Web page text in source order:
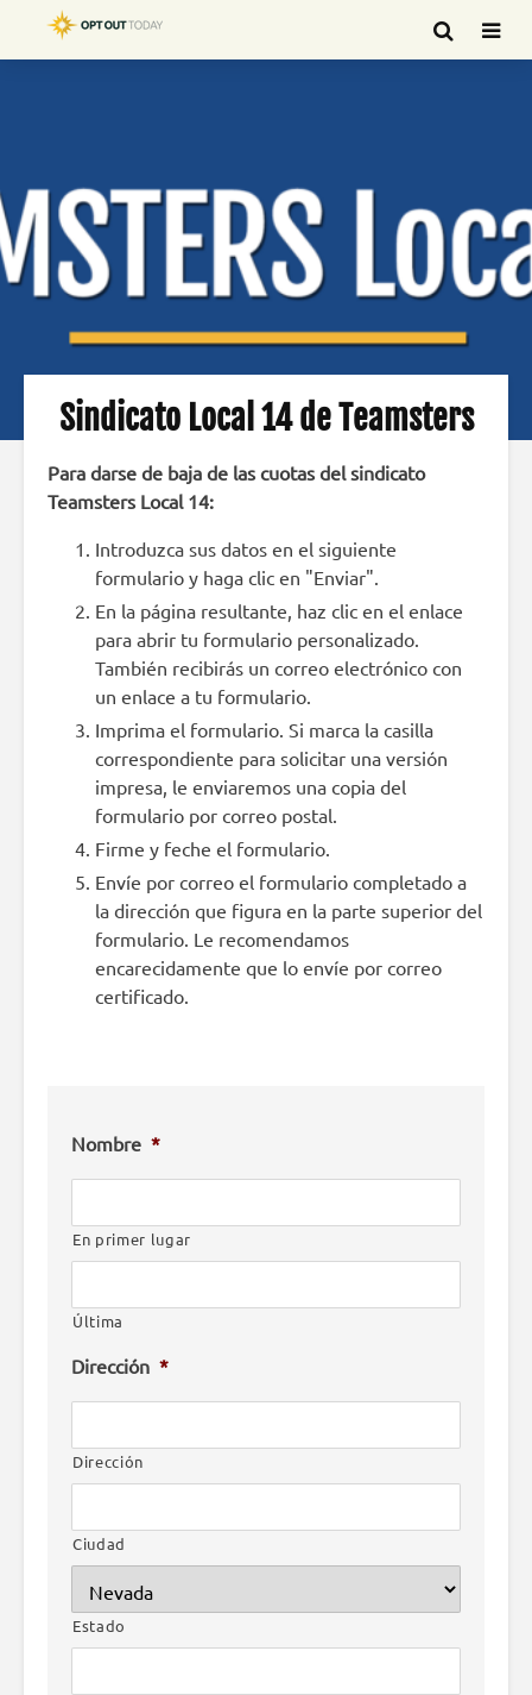
Sindicato Local 14 de Teamsters
Para darse de baja de las cuotas del sindicato
Teamsters Local 14:
Introduzca sus datos en el siguiente
formulario y haga clic en "Enviar".
En la página resultante, haz clic en el enlace
para abrir tu formulario personalizado.
También recibirás un correo electrónico con
un enlace a tu formulario.
Imprima el formulario. Si marca la casilla
correspondiente para solicitar una versión
impresa, le enviaremos una copia del
formulario por correo postal.
Firme y feche el formulario.
Envíe por correo el formulario completado a
la dirección que figura en la parte superior del
formulario. Le recomendamos
encarecidamente que lo envíe por correo
certificado.
Nombre *
En primer lugar
Última
Dirección *
Dirección
Ciudad
Estado